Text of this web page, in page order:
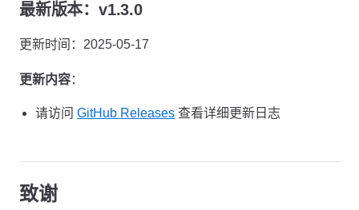
最新版本：v1.3.0
更新时间：2025-05-17
更新内容：
请访问 GitHub Releases 查看详细更新日志
致谢